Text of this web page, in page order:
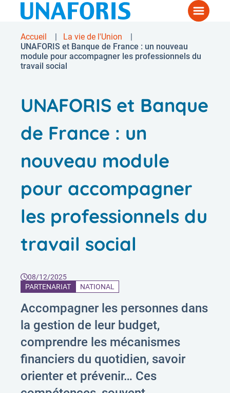
principal
Menu
Fil
d'Ariane
Accueil
La vie de l'Union
UNAFORIS et Banque de France : un nouveau
module pour accompagner les professionnels du
travail social
UNAFORIS et Banque
de France : un
nouveau module
pour accompagner
les professionnels du
travail social
08/12/2025
PARTENARIAT
NATIONAL
Accompagner les personnes dans
la gestion de leur budget,
comprendre les mécanismes
financiers du quotidien, savoir
orienter et prévenir… Ces